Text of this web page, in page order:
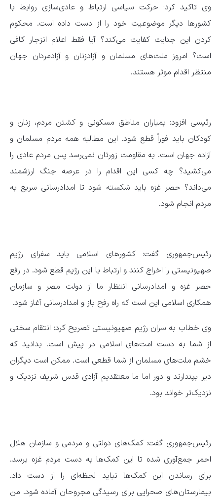
وی تاکید کرد: حرکت سیاسی ارتباط و عادی‌سازی روابط با
کشورها دیگر موضوعیت خود را از دست داده است. محکوم
کردن این جنایت کفایت می‌کند؟ آیا فقط اعلام انزجار کافی
است؟ امروز ملت‌های مسلمان و آزادزنان و آزادمردان جهان
منتظر اقدام موثر هستند.
رئیسی افزود: بمباران مناطق مسکونی و کشتن مردم، زنان و
کودکان باید فوراً قطع شود. این مطالبه همه مردم مسلمان و
آزاده جهان است. به مقاومت زورتان نمی‌رسد پس مردم عادی را
می‌کشید؟ چه کسی این اقدام را در عرصه جنگ ارزشمند
می‌داند؟ حصر غزه باید شکسته شود تا امدادرسانی سریع به
مردم انجام شود.
رئیس‌جمهوری گفت: کشورهای اسلامی باید سفرای رژیم
صهیونیستی را اخراج کنند و ارتباط با این رژیم قطع شود. در رفع
حصر غزه و امدادرسانی انتظار ما از دولت مصر و سازمان
همکاری اسلامی این است که راه رفح باز و امدادرسانی آغاز شود.
وی خطاب به سران رژیم صهیونیستی تصریح کرد: انتقام سختی
از شما به دست امت‌های اسلامی در پیش است. بدانید که
خشم ملت‌های مسلمان از شما قطعی است. ممکن است دیگران
دیر بپندارند و دور اما ما معتقدیم آزادی قدس شریف نزدیک و
نزدیک‌تر خواند بود.
رئیس‌جمهوری گفت: کمک‌های دولتی و مردمی و سازمان هلال
احمر جمع‌آوری شده تا این کمک‌ها به دست مردم غزه برسد.
برای رساندن این کمک‌ها نباید لحظه‌ای را از دست داد.
بیمارستان‌های صحرایی برای رسیدگی مجروحان آماده شود. من